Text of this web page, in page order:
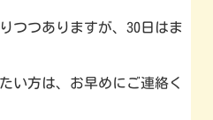
つつありますが、30日はま
い方は、お早めにご連絡く